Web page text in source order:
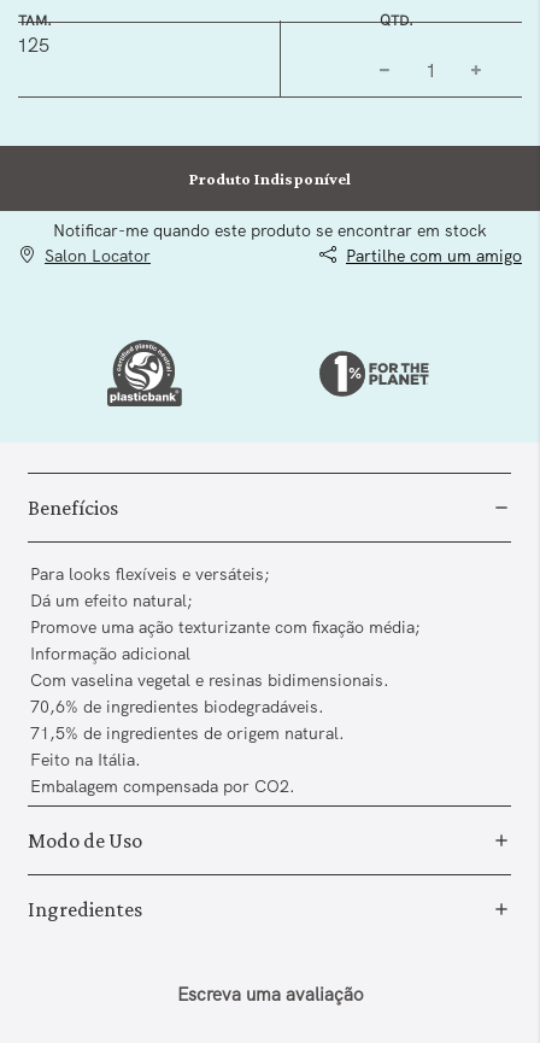
Produto Indisponível
Notificar-me quando este produto se encontrar em stock
TAM. QTD.
125
Salon Locator Partilhe com um amigo
Benefícios
Para looks flexíveis e versáteis;
Dá um efeito natural;
Promove uma ação texturizante com fixação média;
Informação adicional
Com vaselina vegetal e resinas bidimensionais.
70,6% de ingredientes biodegradáveis.
71,5% de ingredientes de origem natural.
Feito na Itália.
Embalagem compensada por CO2.
Modo de Uso
Ingredientes
Escreva uma avaliação